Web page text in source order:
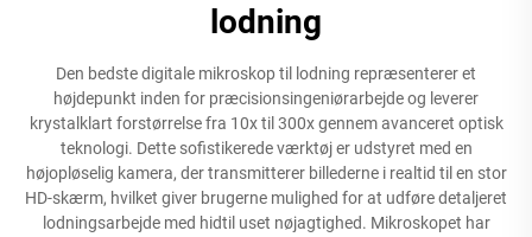
lodning
Den bedste digitale mikroskop til lodning repræsenterer et
højdepunkt inden for præcisionsingeniørarbejde og leverer
krystalklart forstørrelse fra 10x til 300x gennem avanceret optisk
teknologi. Dette sofistikerede værktøj er udstyret med en
højopløselig kamera, der transmitterer billederne i realtid til en stor
HD-skærm, hvilket giver brugerne mulighed for at udføre detaljeret
lodningsarbejde med hidtil uset nøjagtighed. Mikroskopet har